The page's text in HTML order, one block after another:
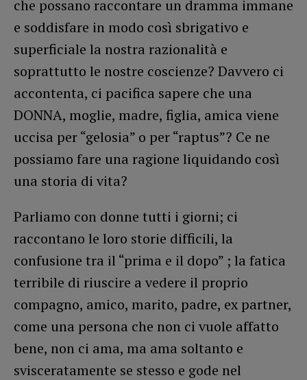
che possano raccontare un dramma immane
e soddisfare in modo così sbrigativo e
superficiale la nostra razionalità e
soprattutto le nostre coscienze? Davvero ci
accontenta, ci pacifica sapere che una
DONNA, moglie, madre, figlia, amica viene
uccisa per “gelosia” o per “raptus”? Ce ne
possiamo fare una ragione liquidando così
una storia di vita?
Parliamo con donne tutti i giorni; ci
raccontano le loro storie difficili, la
confusione tra il “prima e il dopo” ; la fatica
terribile di riuscire a vedere il proprio
compagno, amico, marito, padre, ex partner,
come una persona che non ci vuole affatto
bene, non ci ama, ma ama soltanto e
svisceratamente se stesso e gode nel